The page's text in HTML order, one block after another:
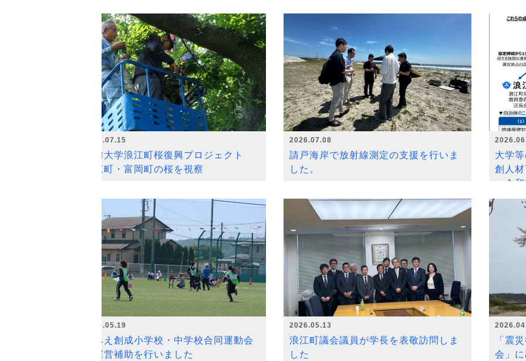
2026.07.15
弘前大学浪江町桜復興プロジェクト
浪江町・富岡町の桜を視察
2026.07.08
請戸海岸で放射線測定の支援を行いま
した。
大学
創人
～令
2026.05.19
なみえ創成小学校・中学校合同運動会
の運営補助を行いました
2026.05.13
浪江町議会議員が学長を表敬訪問しま
した
「震
会」